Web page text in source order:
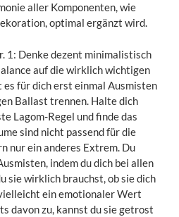
aller Komponenten, wie
optimal ergänzt wird.
1: Denke dezent minimalistisch
auf die wirklich wichtigen
es für dich erst einmal Ausmisten
Ballast trennen. Halte dich
Lagom-Regel und finde das
sind nicht passend für die
nur ein anderes Extrem. Du
indem du dich bei allen
sie wirklich brauchst, ob sie dich
ein emotionaler Wert
davon zu, kannst du sie getrost